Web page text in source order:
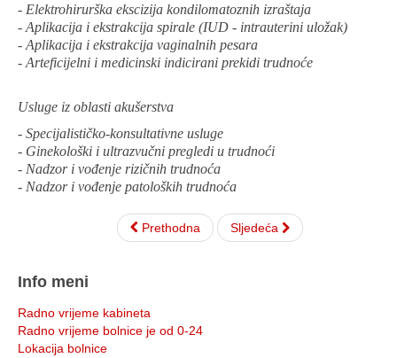
- Elektrohirurška ekscizija kondilomatoznih izraštaja
- Aplikacija i ekstrakcija spirale (IUD - intrauterini uložak)
- Aplikacija i ekstrakcija vaginalnih pesara
- Arteficijelni i medicinski indicirani prekidi trudnoće
Usluge iz oblasti akušerstva
- Specijalističko-konsultativne usluge
- Ginekološki i ultrazvučni pregledi u trudnoći
- Nadzor i vođenje rizičnih trudnoća
- Nadzor i vođenje patoloških trudnoća
Prethodna Sljedeća
Info meni
Radno vrijeme kabineta
Radno vrijeme bolnice je od 0-24
Lokacija bolnice